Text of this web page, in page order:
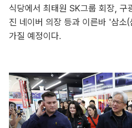
식당에서 최태원 SK그룹 회장, 구
진 네이버 의장 등과 이른바 '삼소
가질 예정이다.